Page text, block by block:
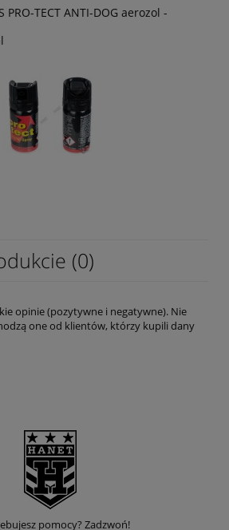
PRO-TECT ANTI-DOG aerozol -
(0)
opinie (pozytywne i negatywne). Nie
one od klientów, którzy kupili dany
pomocy? Zadzwoń!